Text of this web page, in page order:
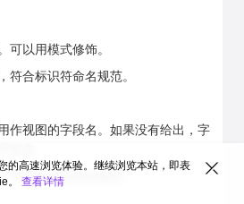
可以用模式修饰。
符合标识符命名规范。
作视图的字段名。如果没有给出，字
符合标识符命名规范。
的高速浏览体验。继续浏览本站，即表
。 查看详情